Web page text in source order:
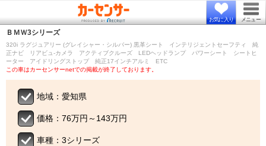
お気に入り メニュー
ＢＭＷ3シリーズ
320i ラグジュアリー (グレイシャー・シルバー) 黒革シート インテリジェントセーフティ 純
正ナビ リアビュ-カメラ アクティブクルーズ LEDヘッドランプ パワーシート シートヒ
ーター アイドリングストップ 純正17インチアルミ ETC
この車はカーセンサーnetでの掲載が終了しております。
地域：愛知県
価格：76万円～143万円
車種：3シリーズ